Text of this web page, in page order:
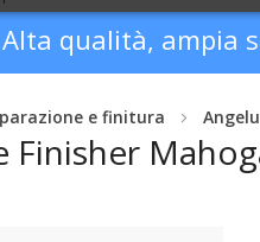
Alta qualità, ampia
e finitura
Finisher